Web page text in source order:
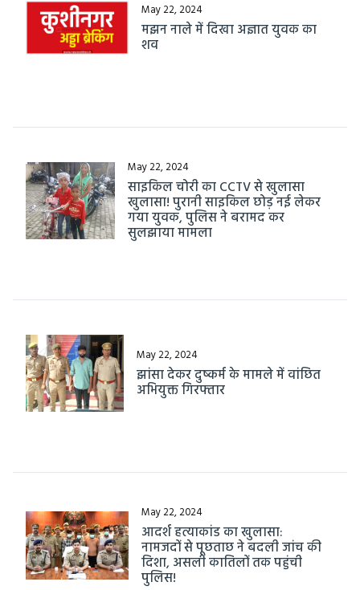
May 22, 2024
मझन नाले में दिखा अज्ञात युवक का
शव
May 22, 2024
साइकिल चोरी का CCTV से खुलासा
खुलासा! पुरानी साइकिल छोड़ नई लेकर
गया युवक, पुलिस ने बरामद कर
सुलझाया मामला
May 22, 2024
झांसा देकर दुष्कर्म के मामले में वांछित
अभियुक्त गिरफ्तार
May 22, 2024
आदर्श हत्याकांड का खुलासा:
नामजदों से पूछताछ ने बदली जांच की
दिशा, असली कातिलों तक पहुंची
पुलिस!